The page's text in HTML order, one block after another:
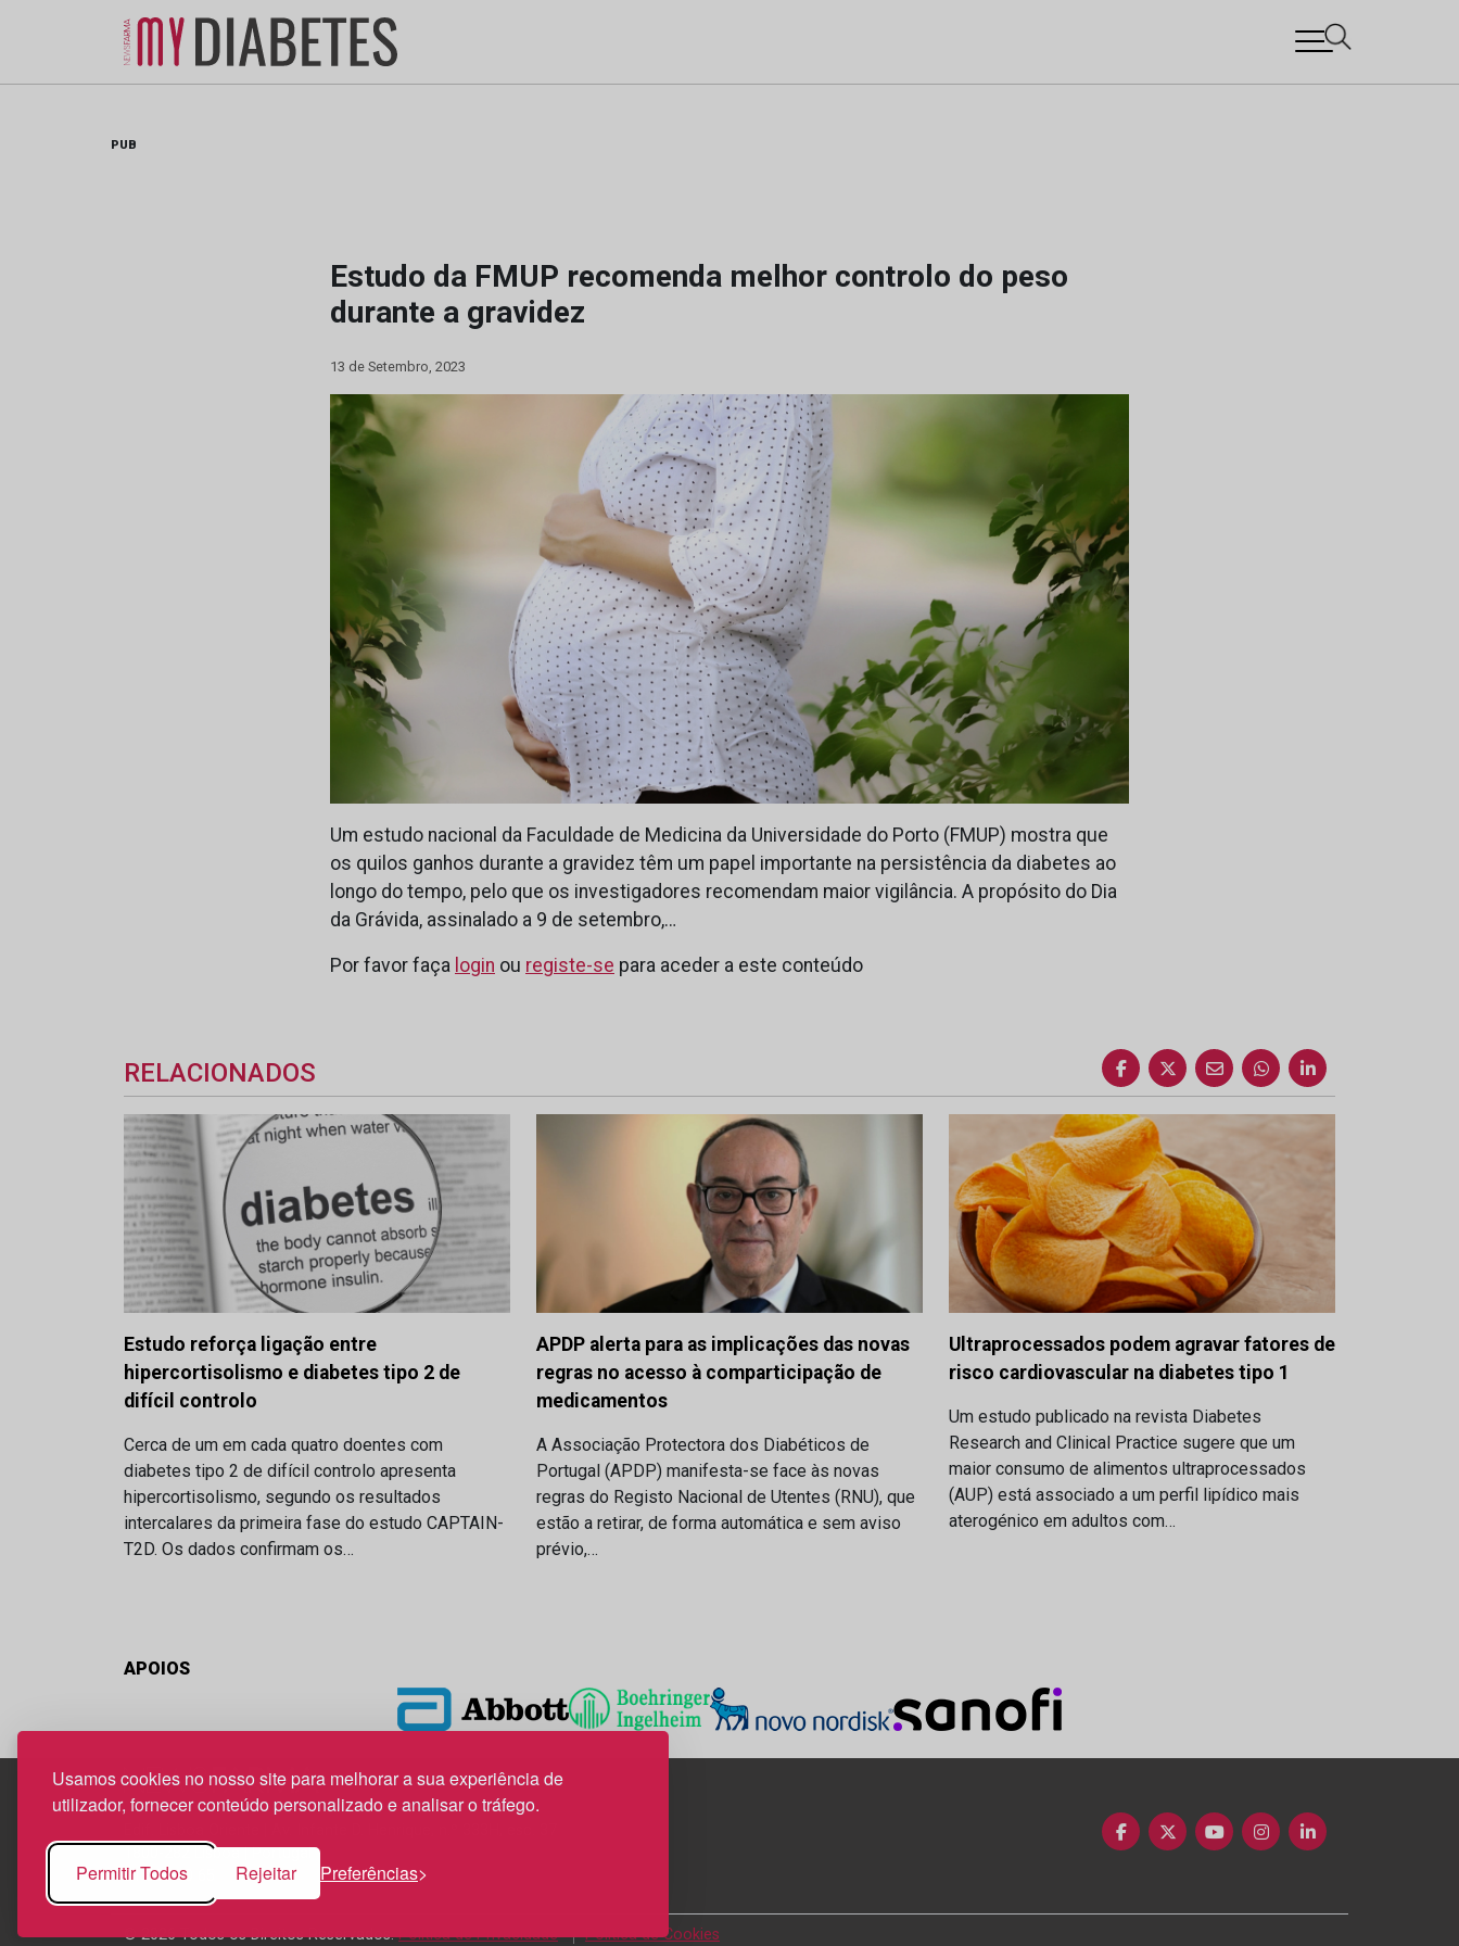
Usamos cookies no nosso site para melhorar a sua experiência de
utilizador, fornecer conteúdo personalizado e analisar o tráfego.
Permitir Todos Rejeitar Preferências
PUB
Estudo da FMUP recomenda melhor controlo do peso
durante a gravidez
13 de Setembro, 2023
Um estudo nacional da Faculdade de Medicina da Universidade do Porto (FMUP) mostra que
os quilos ganhos durante a gravidez têm um papel importante na persistência da diabetes ao
longo do tempo, pelo que os investigadores recomendam maior vigilância. A propósito do Dia
da Grávida, assinalado a 9 de setembro,…
Por favor faça login ou registe-se para aceder a este conteúdo
RELACIONADOS
Estudo reforça ligação entre
hipercortisolismo e diabetes tipo 2 de
difícil controlo
Cerca de um em cada quatro doentes com
diabetes tipo 2 de difícil controlo apresenta
hipercortisolismo, segundo os resultados
intercalares da primeira fase do estudo CAPTAIN-
T2D. Os dados confirmam os…
APDP alerta para as implicações das novas
regras no acesso à comparticipação de
medicamentos
A Associação Protectora dos Diabéticos de
Portugal (APDP) manifesta-se face às novas
regras do Registo Nacional de Utentes (RNU), que
estão a retirar, de forma automática e sem aviso
prévio,…
Ultraprocessados podem agravar fatores de
risco cardiovascular na diabetes tipo 1
Um estudo publicado na revista Diabetes
Research and Clinical Practice sugere que um
maior consumo de alimentos ultraprocessados
(AUP) está associado a um perfil lipídico mais
aterogénico em adultos com…
APOIOS
1800-282 Lisboa | Portugal
21 850 40 65
© 2026 Todos os Direitos Reservados.Política de Privacidade Política de Cookies